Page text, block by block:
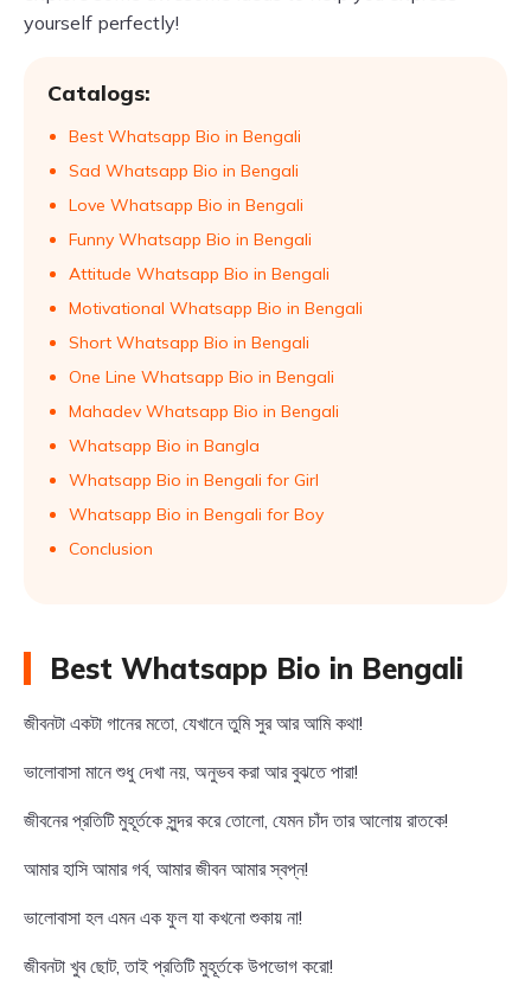
yourself perfectly!
Catalogs:
Best Whatsapp Bio in Bengali
Sad Whatsapp Bio in Bengali
Love Whatsapp Bio in Bengali
Funny Whatsapp Bio in Bengali
Attitude Whatsapp Bio in Bengali
Motivational Whatsapp Bio in Bengali
Short Whatsapp Bio in Bengali
One Line Whatsapp Bio in Bengali
Mahadev Whatsapp Bio in Bengali
Whatsapp Bio in Bangla
Whatsapp Bio in Bengali for Girl
Whatsapp Bio in Bengali for Boy
Conclusion
Best Whatsapp Bio in Bengali
জীবনটা একটা গানের মতো, যেখানে তুমি সুর আর আমি কথা!
ভালোবাসা মানে শুধু দেখা নয়, অনুভব করা আর বুঝতে পারা!
জীবনের প্রতিটি মুহূর্তকে সুন্দর করে তোলো, যেমন চাঁদ তার আলোয় রাতকে!
আমার হাসি আমার গর্ব, আমার জীবন আমার স্বপ্ন!
ভালোবাসা হল এমন এক ফুল যা কখনো শুকায় না!
জীবনটা খুব ছোট, তাই প্রতিটি মুহূর্তকে উপভোগ করো!